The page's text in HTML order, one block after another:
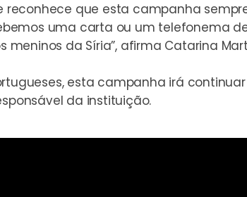
que esta campanha
uma carta ou um telefonema
da Síria”, afirma Catarina
esta campanha irá
da instituição.